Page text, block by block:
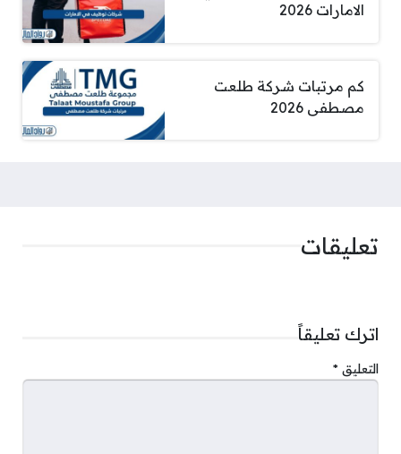
الامارات 2026
كم مرتبات شركة طلعت
مصطفى 2026
تعليقات
اترك تعليقاً
التعليق *